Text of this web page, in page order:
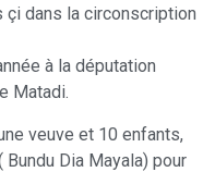
dans la circonscription
à la députation
Matadi.
veuve et 10 enfants,
Dia Mayala) pour